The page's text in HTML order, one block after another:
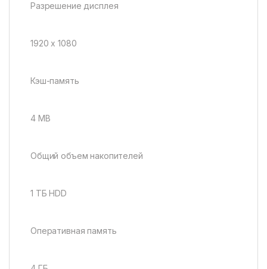
Разрешение дисплея
1920 x 1080
Кэш-память
4 MB
Общий объем накопителей
1 ТБ HDD
Оперативная память